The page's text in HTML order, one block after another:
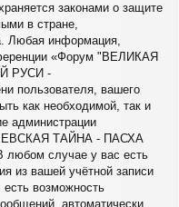
законами о защите
в стране,
Любая информация,
«Форум "ВЕЛИКАЯ
РУСИ -
пользователя, вашего
как необходимой, так и
администрации
ТАЙНА - ПАСХА
случае у вас есть
из вашей учётной записи
возможность
автоматически